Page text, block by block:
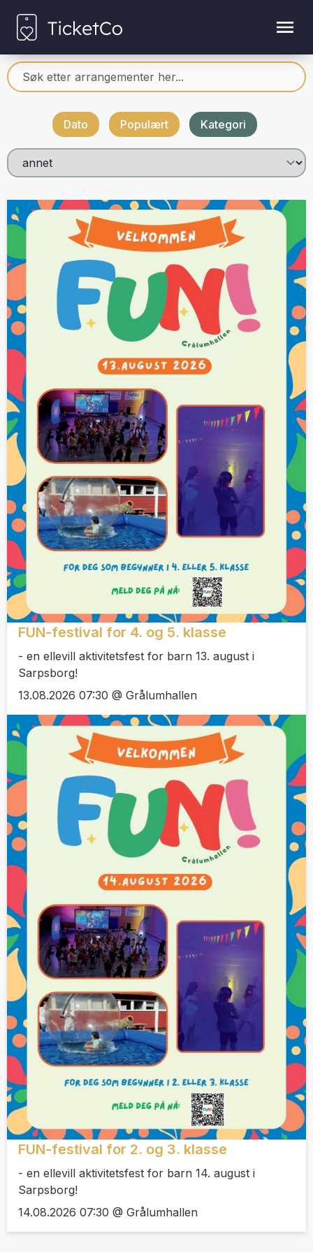
Dato Populært Kategori
FUN-festival for 4. og 5. klasse
- en ellevill aktivitetsfest for barn 13. august i
Sarpsborg!
13.08.2026 07:30 @ Grålumhallen
FUN-festival for 2. og 3. klasse
- en ellevill aktivitetsfest for barn 14. august i
Sarpsborg!
14.08.2026 07:30 @ Grålumhallen